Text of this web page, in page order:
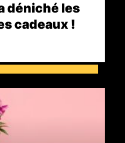
déniché les
cadeaux !